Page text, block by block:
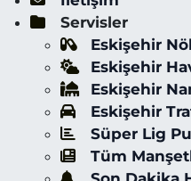
Servisler
Eskişehir
Eskişehir
Eskişehir
Eskişehir
Süper Lig
Tüm